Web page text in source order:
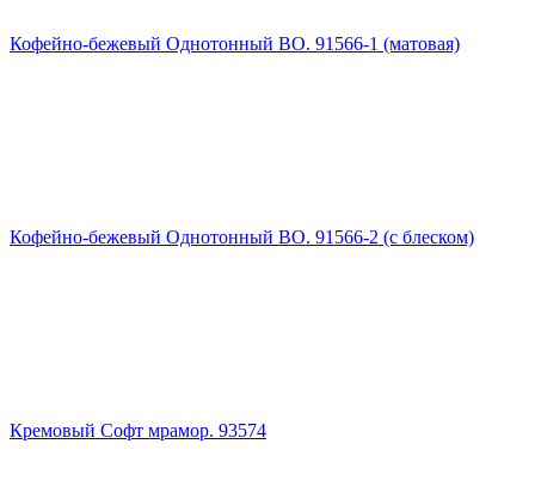
Кофейно-бежевый Однотонный ВО. 91566-1 (матовая)
Кофейно-бежевый Однотонный ВО. 91566-2 (с блеском)
Кремовый Софт мрамор. 93574